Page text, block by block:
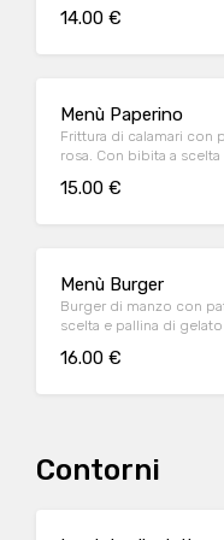
14.00 €
Menù Paperino
Frittura di calamari con
rosa. Con bibita a
15.00 €
Menù Burger
Burger di manzo con
scelta e pallina di gelato
16.00 €
Contorni